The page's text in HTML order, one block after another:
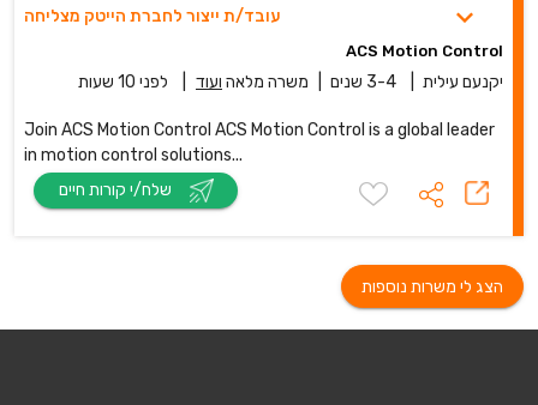
עובד/ת ייצור לחברת הייטק מצליחה
ACS Motion Control
יקנעם עילית 3-4 שנים משרה מלאה ועוד לפני 10 שעות
Join ACS Motion Control ACS Motion Control is a global leader
in motion control solutions...
הצג לי משרות נוספות